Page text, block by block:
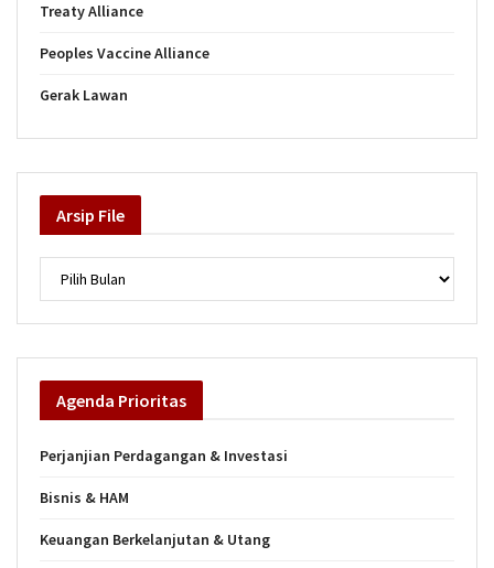
Treaty Alliance
Peoples Vaccine Alliance
Gerak Lawan
Arsip File
Agenda Prioritas
Perjanjian Perdagangan & Investasi
Bisnis & HAM
Keuangan Berkelanjutan & Utang